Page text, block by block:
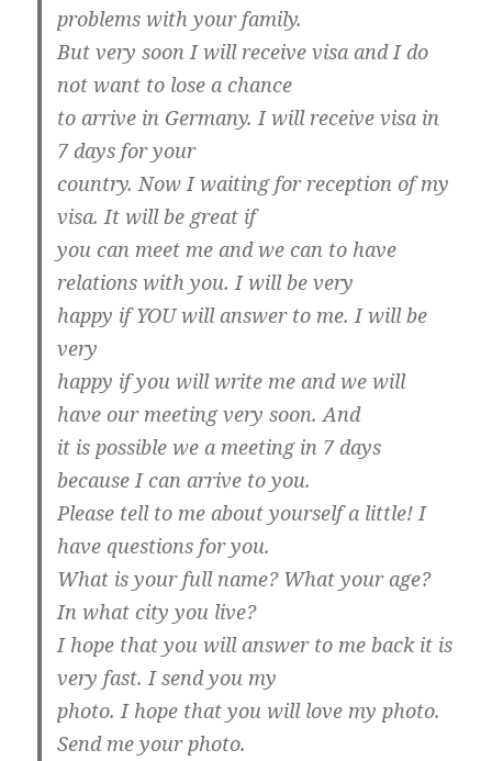
problems with your family.
But very soon I will receive visa and I do
not want to lose a chance
to arrive in Germany. I will receive visa in
7 days for your
country. Now I waiting for reception of my
visa. It will be great if
you can meet me and we can to have
relations with you. I will be very
happy if YOU will answer to me. I will be
very
happy if you will write me and we will
have our meeting very soon. And
it is possible we a meeting in 7 days
because I can arrive to you.
Please tell to me about yourself a little! I
have questions for you.
What is your full name? What your age?
In what city you live?
I hope that you will answer to me back it is
very fast. I send you my
photo. I hope that you will love my photo.
Send me your photo.